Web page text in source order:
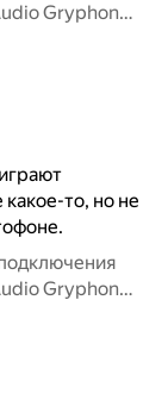
Gryphon
то, но не
Gryphon